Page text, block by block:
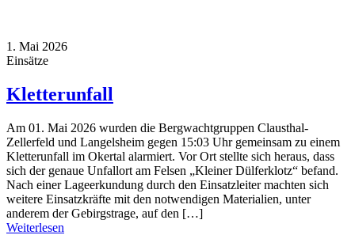
1. Mai 2026
Einsätze
Kletterunfall
Am 01. Mai 2026 wurden die Bergwachtgruppen Clausthal-
Zellerfeld und Langelsheim gegen 15:03 Uhr gemeinsam zu einem
Kletterunfall im Okertal alarmiert. Vor Ort stellte sich heraus, dass
sich der genaue Unfallort am Felsen „Kleiner Dülferklotz“ befand.
Nach einer Lageerkundung durch den Einsatzleiter machten sich
weitere Einsatzkräfte mit den notwendigen Materialien, unter
anderem der Gebirgstrage, auf den […]
Weiterlesen